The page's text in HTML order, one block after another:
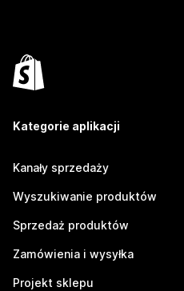
Kategorie aplikacji
Kanały sprzedaży
Wyszukiwanie produktów
Sprzedaż produktów
Zamówienia i wysyłka
Projekt sklepu